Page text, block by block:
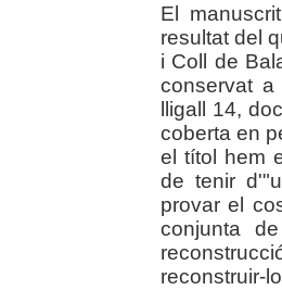
El
resultat del
i Coll de
conservat
lligall 14,
coberta en
el títol hem
de tenir
provar el
conjunta
reconstruir-